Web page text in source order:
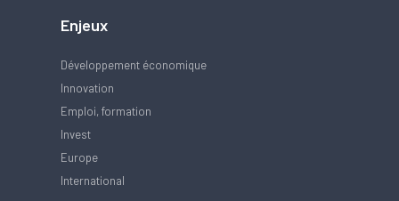
Enjeux
Développement économique
Innovation
Emploi, formation
Invest
Europe
International